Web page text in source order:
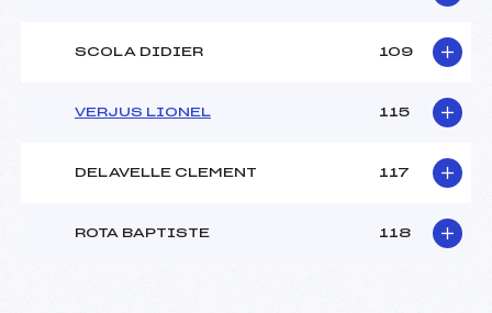
SCOLA DIDIER 109
VERJUS LIONEL 115
DELAVELLE CLEMENT 117
ROTA BAPTISTE 118